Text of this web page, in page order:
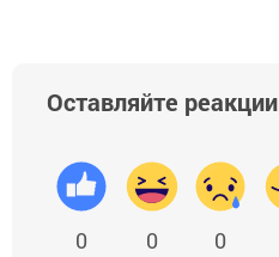
Оставляйте реакции
0 0 0